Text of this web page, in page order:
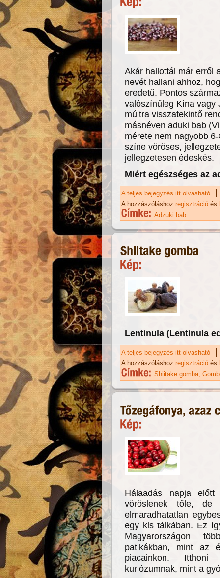
Akár hallottál már erről
nevét hallani ahhoz,
eredetű. Pontos
valószínűleg Kína vagy
múltra visszatekintő
másnéven aduki bab
mérete nem nagyobb
színe vöröses,
jellegzetesen édeskés.
Miért egészséges az
A teljes bejegyzés itt olvasható |
A hozzászóláshoz regisztráció és
Adzuki bab
Lentinula (Lentinula
A teljes bejegyzés itt olvasható |
A hozzászóláshoz regisztráció és
Shiitake gomba
Hálaadás napja
vöröslenek tőle,
elmaradhatatlan
egy kis tálkában. Ez
Magyarországon
patikákban, mint az
piacainkon. Itthoni
kuriózumnak, mint a